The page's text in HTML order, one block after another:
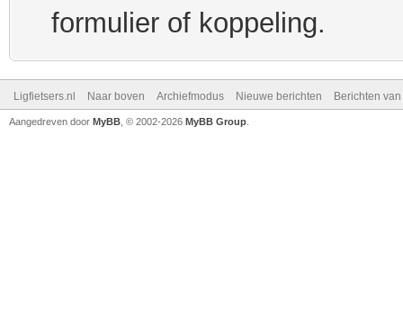
formulier of koppeling.
Ligfietsers.nl Naar boven Archiefmodus Nieuwe berichten Berichten
Aangedreven door MyBB , © 2002-2026 MyBB Group